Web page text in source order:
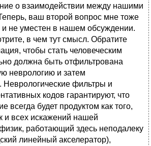
о взаимодействии между нашими
ваш второй вопрос мне тоже
и не уместен в нашем обсуждении.
в чем тут смысл. Обратите
чтобы стать человеческим
должна быть отфильтрована
неврологию и затем
Неврологические фильтры и
кодов гарантируют, что
всегда будет продуктом как того,
и всех искажений нашей
работающий здесь неподалеку
линейный акселератор),